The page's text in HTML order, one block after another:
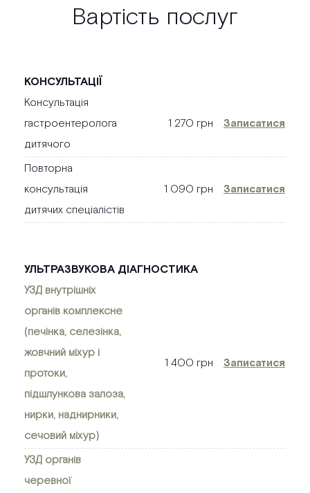
Вартість послуг
КОНСУЛЬТАЦІЇ
Консультація
гастроентеролога
дитячого
1 270 грн Записатися
Повторна
консультація
дитячих спеціалістів
1 090 грн Записатися
УЛЬТРАЗВУКОВА ДІАГНОСТИКА
УЗД внутрішніх
органів комплексне
(печінка, селезінка,
жовчний міхур і
протоки,
підшлункова залоза,
нирки, наднирники,
сечовий міхур)
1 400 грн Записатися
УЗД органів
черевної